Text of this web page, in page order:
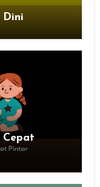
Dini